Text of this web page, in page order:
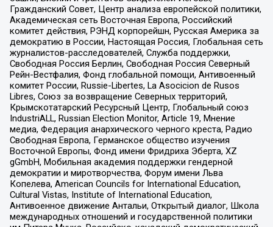
Гражданский Совет, Центр анализа европейской политики,
Академическая сеть Восточная Европа, Российский
комитет действия, РЭНД корпорейшн, Русская Америка за
демократию в России, Настоящая Россия, Глобальная сеть
журналистов-расследователей, Служба поддержки,
Свободная Россия Берлин, Свободная Россия Северный
Рейн-Вестфалия, Фонд глобальной помощи, Антивоенный
комитет России, Russie-Libertes, La Asocicion de Rusos
Libres, Союз за возвращение Северных территорий,
Крымскотатарский Ресурсный Центр, Глобальный союз
IndustriALL, Russian Election Monitor, Article 19, Мнение
медиа, Федерация анархического черного креста, Радио
Свободная Европа, Германское общество изучения
Восточной Европы, Фонд имени Фридриха Эберта, XZ
gGmbH, Мобильная академия поддержки гендерной
демократии и миротворчества, Форум имени Льва
Копелева, American Councils for International Education,
Cultural Vistas, Institute of International Education,
Антивоенное движение Антальи, Открытый диалог, Школа
международных отношений и государственной политики